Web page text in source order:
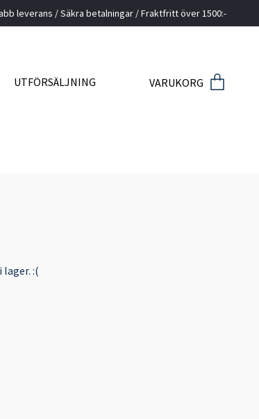
leverans / Säkra betalningar / Fraktfritt över 1500:-
UTFÖRSÄLJNING VARUKORG
:(